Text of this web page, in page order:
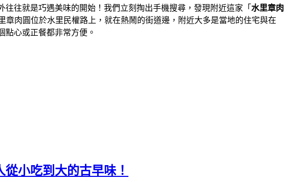
往就是巧遇美味的開始！我們立刻掏出手機搜尋，發現附近這家「 水里章肉
章肉圓位於水里民權路上，就在熱鬧的街道邊，附近大多是當地的住宅與在
點心或正餐都非常方便。
小吃到大的古早味！